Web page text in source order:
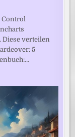
Control
Diese verteilen
5